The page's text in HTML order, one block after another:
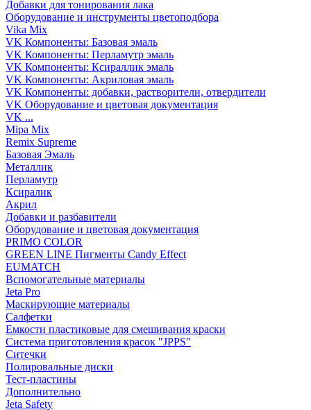
Добавки для тонирования лака
Оборудование и инструменты цветоподбора
Vika Mix
VK Компоненты: Базовая эмаль
VK Компоненты: Перламутр эмаль
VK Компоненты: Ксираллик эмаль
VK Компоненты: Акриловая эмаль
VK Компоненты: добавки, растворители, отвердители
VK Оборудование и цветовая документация
VK ...
Mipa Mix
Remix Supreme
Базовая Эмаль
Металлик
Перламутр
Ксиралик
Акрил
Добавки и разбавители
Оборудование и цветовая документация
PRIMO COLOR
GREEN LINE Пигменты Candy Effect
EUMATCH
Вспомогательные материалы
Jeta Pro
Маскирующие материалы
Салфетки
Емкости пластиковые для смешивания краски
Система приготовления красок "JPPS"
Ситечки
Полировальные диски
Тест-пластины
Дополнительно
Jeta Safety